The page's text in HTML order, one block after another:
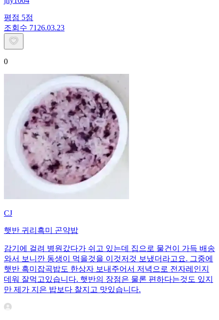
평점 5점
조회수 71 26.03.23
0
CJ
햇반 귀리흑미 곤약밥
감기에 걸려 병원갔다가 쉬고 있는데 집으로 물건이 가득 배송
와서 보니깐 동생이 먹을것을 이것저것 보냈더라고요. 그중에
햇반 흑미잡곡밥도 한상자 보내주어서 저녁으로 전자레인지
데워 잘먹고있습니다. 햇반의 장점은 물론 편하다는것도 있지
만 제가 지은 밥보다 찰지고 맛있습니다.